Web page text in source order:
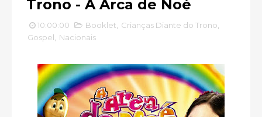
Trono - A Arca de Noé
10:00:00 Booklet Crianças Diante do Trono
Gospel
Nacionais